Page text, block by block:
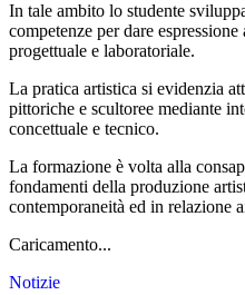
In tale ambito lo studente
competenze per dare
progettuale e laboratoriale.
La pratica artistica si evidenzia
pittoriche e scultoree mediante
concettuale e tecnico.
La formazione è volta alla
fondamenti della produzione
contemporaneità ed in relazione
Caricamento...
Notizie